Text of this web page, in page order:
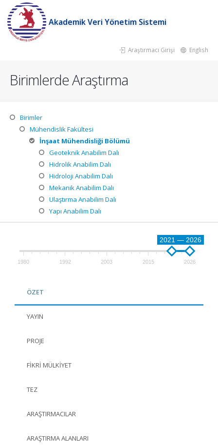
Akademik Veri Yönetim Sistemi
Araştırmacı Girişi English
Birimlerde Araştırma
Birimler
Mühendislik Fakültesi
İnşaat Mühendisliği Bölümü
Geoteknik Anabilim Dalı
Hidrolik Anabilim Dalı
Hidroloji Anabilim Dalı
Mekanik Anabilim Dalı
Ulaştırma Anabilim Dalı
Yapı Anabilim Dalı
2021 — 2026
1980 1992 2003 2015 2026
ÖZET
YAYIN
PROJE
FIKRI MÜLKIYET
TEZ
ARAŞTIRMACILAR
ARAŞTIRMA ALANLARI